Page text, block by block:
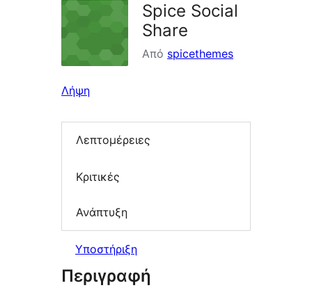
Spice Social
Share
Από spicethemes
Λήψη
Λεπτομέρειες
Κριτικές
Ανάπτυξη
Υποστήριξη
Περιγραφή